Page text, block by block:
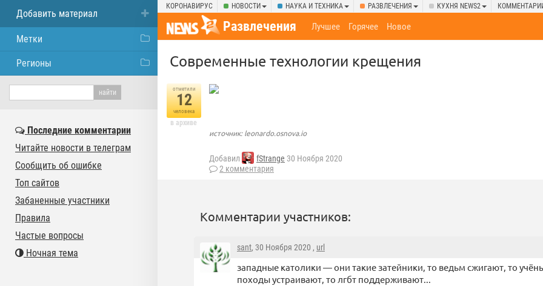
КОРОНАВИРУС НОВОСТИ НАУКА И ТЕХНИКА РАЗВЛЕЧЕНИЯ КУХНЯ NEWS2
Развлечения Лучшее Горячее Новое
Современные технологии крещения
отметили
12
человека
в архиве
источник: leonardo.osnova.io
Добавил fStrange 30 Ноября 2020
2 комментария
Комментарии участников:
sant, 30 Ноября 2020 , url
западные католики — они такие затейники, то ведьм сжигают, то
походы устраивают, то лгбт поддерживают...
Добавить материал
Метки
Регионы
Последние комментарии
Читайте новости в телеграм
Сообщить об ошибке
Топ сайтов
Забаненные участники
Правила
Частые вопросы
Ночная тема